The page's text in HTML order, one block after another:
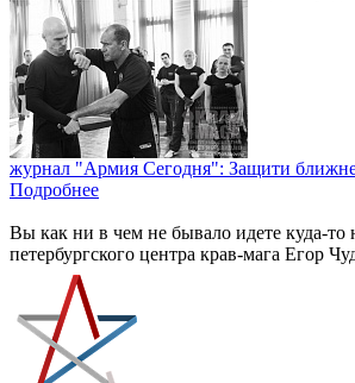
журнал "Армия Сегодня": Защити
Подробнее
Вы как ни в чем не бывало идете куда-
петербургского центра крав-мага Егор